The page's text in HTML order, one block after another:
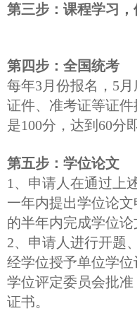
第三步：课程学习，
第四步：全国统考
每年3月份报名，5
证件、准考证等证
是100分，达到60分
第五步：学位论文
1、申请人在通过上
一年内提出学位论
的半年内完成学位论
2、申请人进行开题
经学位授予单位学
学位评定委员会批
证书。